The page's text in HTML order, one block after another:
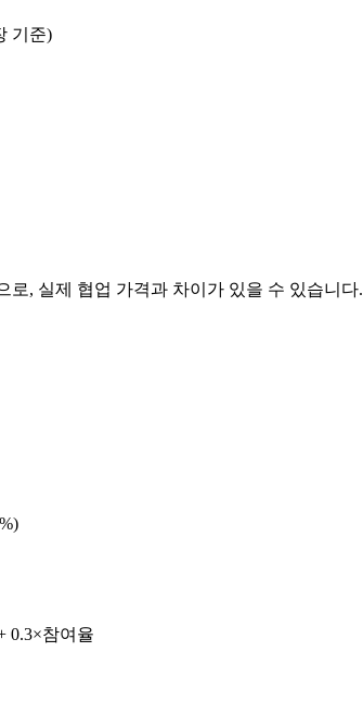
기준)
로, 실제 협업 가격과 차이가 있을 수 있습니다.
0.3×참여율